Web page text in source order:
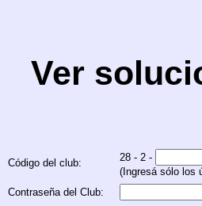
Ver
Código del club:
28 - 2 -
(Ingresá sólo los
Contraseña del Club: